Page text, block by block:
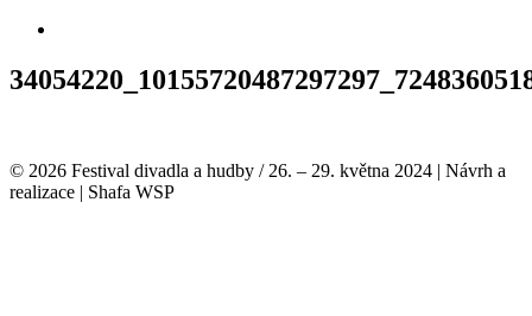
© 2026 Festival divadla a hudby / 26. – 29. května 2024 | Návrh a
realizace | Shafa WSP